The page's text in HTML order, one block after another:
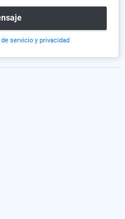
servicio y privacidad